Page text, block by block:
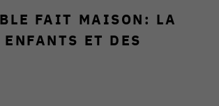
FAIT MAISON: LA
ET DES